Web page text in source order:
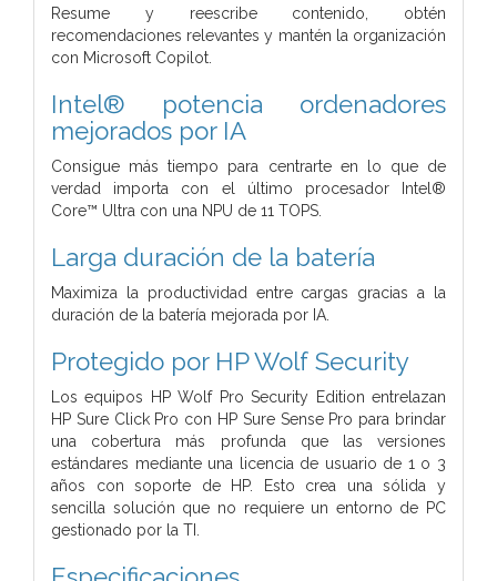
Resume y reescribe contenido, obtén
recomendaciones relevantes y mantén la organización
con Microsoft Copilot.
Intel® potencia ordenadores
mejorados por IA
Consigue más tiempo para centrarte en lo que de
verdad importa con el último procesador Intel®
Core™ Ultra con una NPU de 11 TOPS.
Larga duración de la batería
Maximiza la productividad entre cargas gracias a la
duración de la batería mejorada por IA.
Protegido por HP Wolf Security
Los equipos HP Wolf Pro Security Edition entrelazan
HP Sure Click Pro con HP Sure Sense Pro para brindar
una cobertura más profunda que las versiones
estándares mediante una licencia de usuario de 1 o 3
años con soporte de HP. Esto crea una sólida y
sencilla solución que no requiere un entorno de PC
gestionado por la TI.